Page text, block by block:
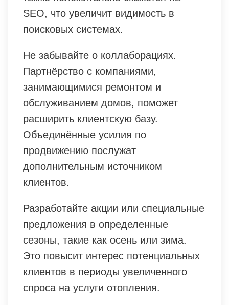
SEO, что увеличит видимость в
поисковых системах.
Не забывайте о коллаборациях.
Партнёрство с компаниями,
занимающимися ремонтом и
обслуживанием домов, поможет
расширить клиентскую базу.
Объединённые усилия по
продвижению послужат
дополнительным источником
клиентов.
Разработайте акции или специальные
предложения в определенные
сезоны, такие как осень или зима.
Это повысит интерес потенциальных
клиентов в периоды увеличенного
спроса на услуги отопления.